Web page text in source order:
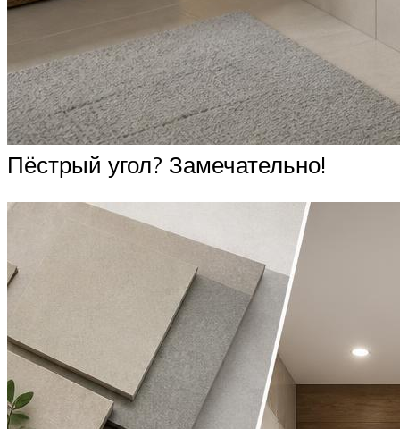
Пёстрый угол? Замечательно!